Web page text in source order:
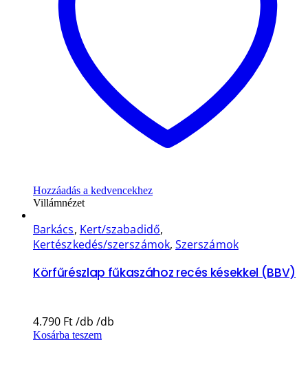
Hozzáadás a kedvencekhez
Villámnézet
Barkács, Kert/szabadidő,
Kertészkedés/szerszámok,Szerszámok
Körfűrészlap fűkaszához recés késekkel (BBV)
4.790 Ft
Kosárba teszem